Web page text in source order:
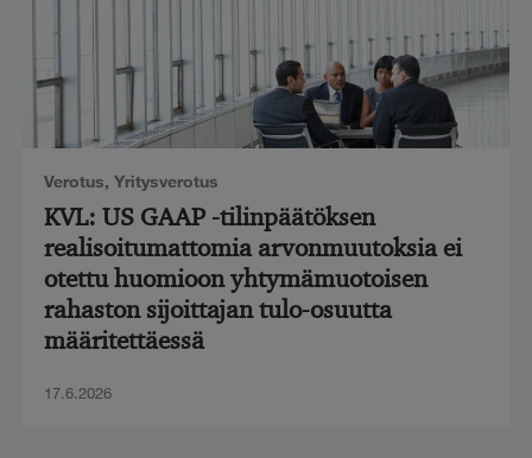
Verotus, Yritysverotus
KVL: US GAAP -tilinpäätöksen
realisoitumattomia arvonmuutoksia ei
otettu huomioon yhtymämuotoisen
rahaston sijoittajan tulo-osuutta
määritettäessä
17.6.2026